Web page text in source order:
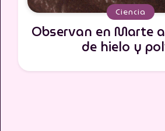
Ciencia
Observan en Marte
de hielo y